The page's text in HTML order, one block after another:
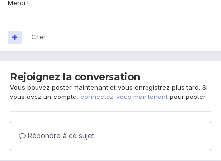
Merci !
Citer
Rejoignez la conversation
Vous pouvez poster maintenant et vous enregistrez plus tard. Si
vous avez un compte, connectez-vous maintenant pour poster.
Répondre à ce sujet…